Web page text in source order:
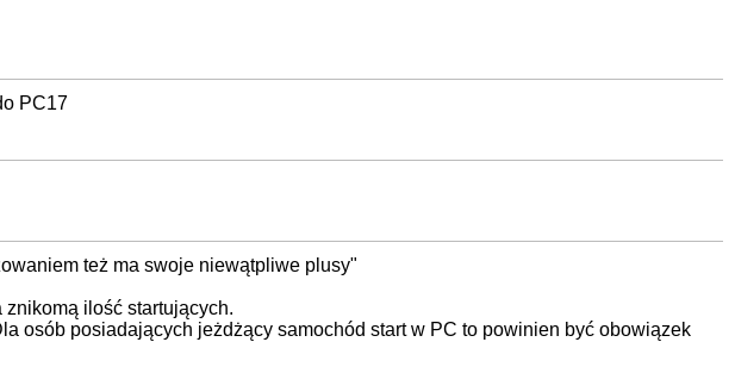
PC17
też ma swoje niewątpliwe plusy"
ilość startujących.
osób posiadających jeżdżący samochód start w PC to powinien być obowiązek